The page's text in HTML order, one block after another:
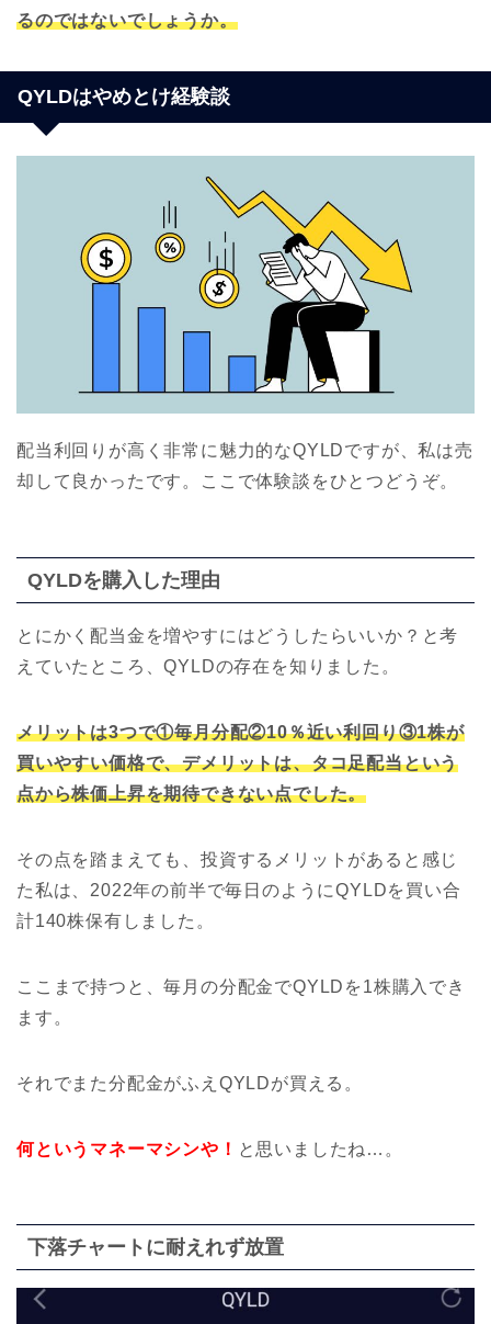
るのではないでしょうか。
QYLDはやめとけ経験談
配当利回りが高く非常に魅力的なQYLDですが、私は売
却して良かったです。ここで体験談をひとつどうぞ。
QYLDを購入した理由
とにかく配当金を増やすにはどうしたらいいか？と考
えていたところ、QYLDの存在を知りました。
メリットは3つで①毎月分配②10％近い利回り③1株が
買いやすい価格で、デメリットは、タコ足配当という
点から株価上昇を期待できない点でした。
その点を踏まえても、投資するメリットがあると感じ
た私は、2022年の前半で毎日のようにQYLDを買い合
計140株保有しました。
ここまで持つと、毎月の分配金でQYLDを1株購入でき
ます。
それでまた分配金がふえQYLDが買える。
何というマネーマシンや！ と思いましたね…。
下落チャートに耐えれず放置